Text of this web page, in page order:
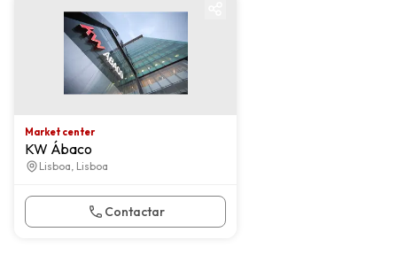
Market center
KW Ábaco
Lisboa, Lisboa
Contactar